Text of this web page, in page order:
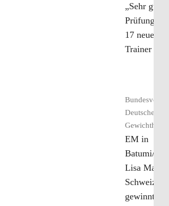
„Sehr gute
17 neue
Trainer im
Deutscher
EM in
Batumi/
Lisa Marie
Schweizer
gewinnt